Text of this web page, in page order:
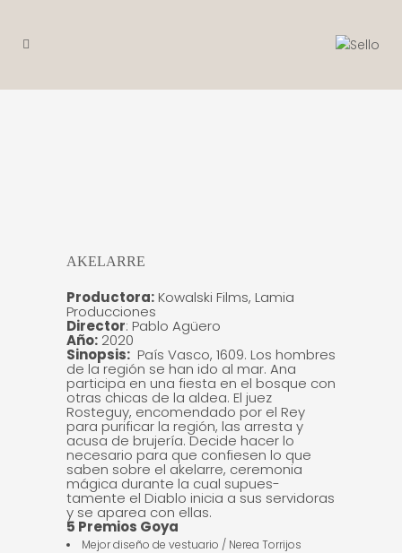
AKELARRE
Productora: Kowalski Films, Lamia
Producciones
Director: Pablo Agüero
Año: 2020
Sinopsis: País Vasco, 1609. Los hombres
de la región se han ido al mar. Ana
participa en una fiesta en el bosque con
otras chicas de la aldea. El juez
Rosteguy, encomendado por el Rey
para purificar la región, las arresta y
acusa de brujería. Decide hacer lo
necesario para que confiesen lo que
saben sobre el akelarre, ceremonia
mágica durante la cual supues-
tamente el Diablo inicia a sus servidoras
y se aparea con ellas.
5 Premios Goya
Mejor diseño de vestuario / Nerea Torrijos